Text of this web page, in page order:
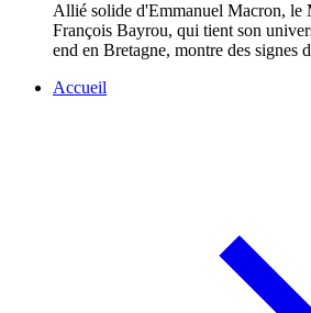
Allié solide d'Emmanuel Macron, le
François Bayrou, qui tient son
end en Bretagne, montre des signes
Accueil